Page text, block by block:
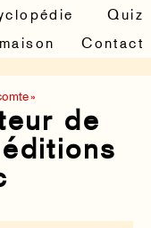
Quiz
Contact
»
de